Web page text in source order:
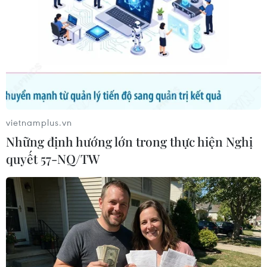
dịch vụ tài chính dễ dàng hơn, an toàn hơn và
thuận tiện hơn trong cuộc sống hằng ngày.”
Phối cảnh gian hàng của LPBank tại Lễ hội Tài chính số – Ting
Ting Day. (Ảnh: Vietnam+)
Trong bối cảnh các mô hình kinh doanh và
hành vi tiêu dùng đang thay đổi mạnh mẽ dưới
vietnamplus.vn
Những định hướng lớn trong thực hiện Nghị
quyết 57-NQ/TW